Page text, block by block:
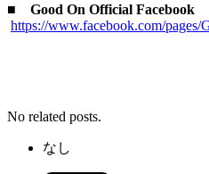
■ Good On Official Facebook
https://www.facebook.com/pages/
No related posts.
なし